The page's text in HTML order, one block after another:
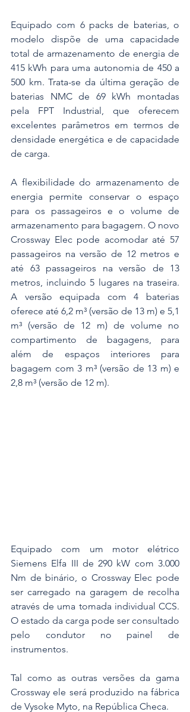
Equipado com 6 packs de baterias, o
modelo dispõe de uma capacidade
total de armazenamento de energia de
415 kWh para uma autonomia de 450 a
500 km. Trata-se da última geração de
baterias NMC de 69 kWh montadas
pela FPT Industrial, que oferecem
excelentes parâmetros em termos de
densidade energética e de capacidade
de carga.
A flexibilidade do armazenamento de
energia permite conservar o espaço
para os passageiros e o volume de
armazenamento para bagagem. O novo
Crossway Elec pode acomodar até 57
passageiros na versão de 12 metros e
até 63 passageiros na versão de 13
metros, incluindo 5 lugares na traseira.
A versão equipada com 4 baterias
oferece até 6,2 m³ (versão de 13 m) e 5,1
m³ (versão de 12 m) de volume no
compartimento de bagagens, para
além de espaços interiores para
bagagem com 3 m³ (versão de 13 m) e
2,8 m³ (versão de 12 m).
Equipado com um motor elétrico
Siemens Elfa III de 290 kW com 3.000
Nm de binário, o Crossway Elec pode
ser carregado na garagem de recolha
através de uma tomada individual CCS.
O estado da carga pode ser consultado
pelo condutor no painel de
instrumentos.
Tal como as outras versões da gama
Crossway ele será produzido na fábrica
de Vysoke Myto, na República Checa.